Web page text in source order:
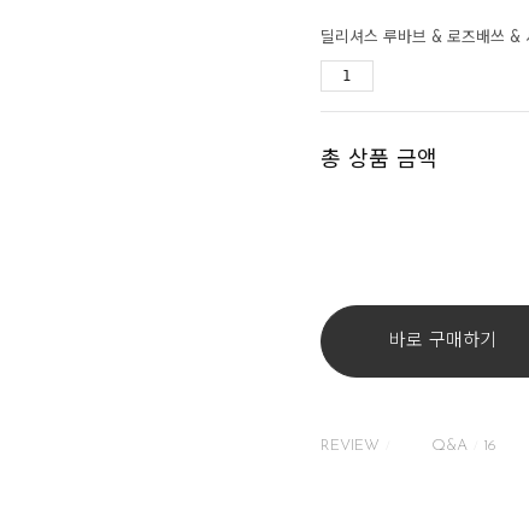
딜리셔스 루바브 & 로즈배쓰 &
총 상품 금액
바로 구매하기
REVIEW Q&A 16